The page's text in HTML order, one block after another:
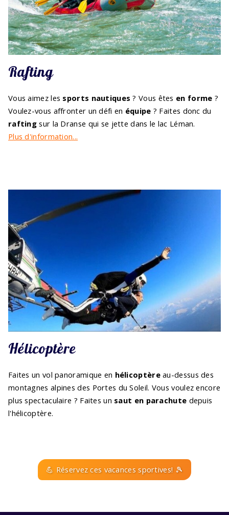
Rafting
Vous aimez les sports nautiques ? Vous êtes en forme ?
Voulez-vous affronter un défi en équipe ? Faites donc du
rafting sur la Dranse qui se jette dans le lac Léman.
Plus d'information...
Hélicoptère
Faites un vol panoramique en hélicoptèreau-dessus des
montagnes alpines des Portes du Soleil. Vous voulez encore
plus spectaculaire ? Faites un saut en parachute depuis
l'hélicoptère.
💪 Réservez ces vacances sportives! 🎾